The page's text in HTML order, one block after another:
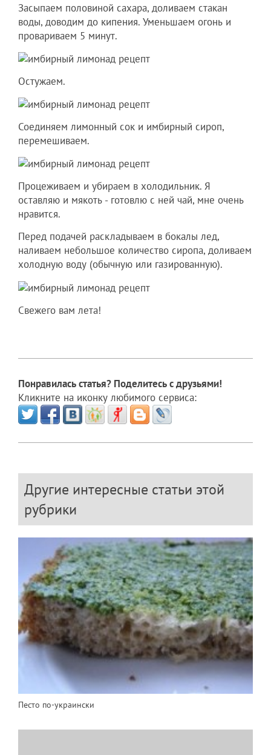
Засыпаем половиной сахара, доливаем стакан
воды, доводим до кипения. Уменьшаем огонь и
провариваем 5 минут.
Остужаем.
Соединяем лимонный сок и имбирный сироп,
перемешиваем.
Процеживаем и убираем в холодильник. Я
оставляю и мякоть - готовлю с ней чай, мне очень
нравится.
Перед подачей раскладываем в бокалы лед,
наливаем небольшое количество сиропа, доливаем
холодную воду (обычную или газированную).
Свежего вам лета!
Понравилась статья? Поделитесь с друзьями!
Кликните на иконку любимого сервиса:
Другие интересные статьи этой
рубрики
Песто по-украински